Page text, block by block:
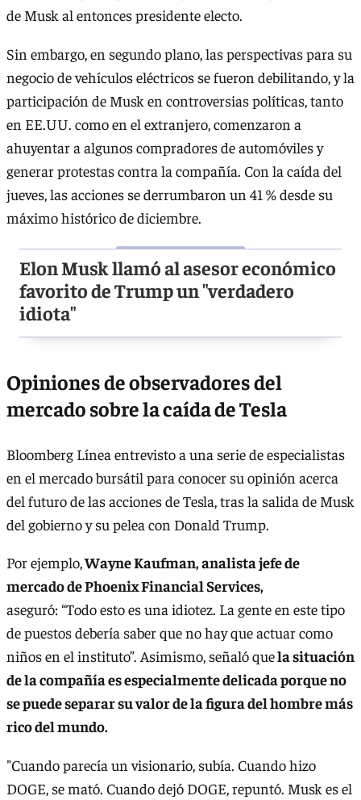
de Musk al entonces presidente electo.
Sin embargo, en segundo plano, las perspectivas para su
negocio de vehículos eléctricos se fueron debilitando, y la
participación de Musk en controversias políticas, tanto
en EE.UU. como en el extranjero, comenzaron a
ahuyentar a algunos compradores de automóviles y
generar protestas contra la compañía. Con la caída del
jueves, las acciones se derrumbaron un 41 % desde su
máximo histórico de diciembre.
Elon Musk llamó al asesor económico
favorito de Trump un "verdadero
idiota"
Opiniones de observadores del
mercado sobre la caída de Tesla
Bloomberg Línea entrevisto a una serie de especialistas
en el mercado bursátil para conocer su opinión acerca
del futuro de las acciones de Tesla, tras la salida de Musk
del gobierno y su pelea con Donald Trump.
Por ejemplo,Wayne Kaufman, analista jefe de
mercado de Phoenix Financial Services,
aseguró: “Todo esto es una idiotez. La gente en este tipo
de puestos debería saber que no hay que actuar como
niños en el instituto”. Asimismo, señaló quela situación
de la compañía es especialmente delicada porque no
se puede separar su valor de la figura del hombre más
rico del mundo.
"Cuando parecía un visionario, subía. Cuando hizo
DOGE, se mató. Cuando dejó DOGE, repuntó. Musk es el